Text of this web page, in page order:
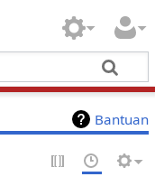
Bantuan